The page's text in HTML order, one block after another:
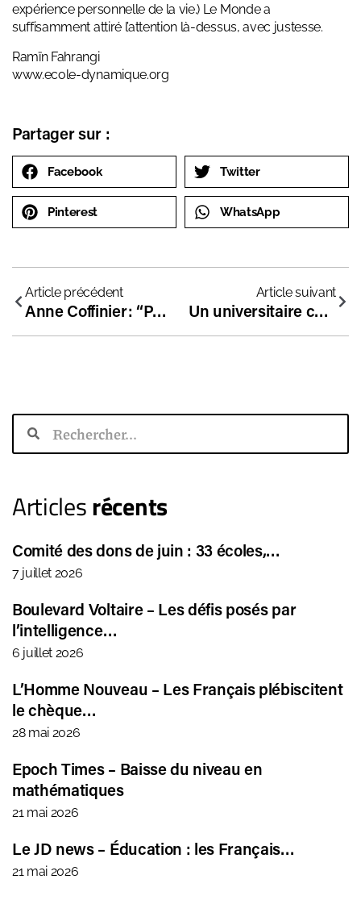
expérience personnelle de la vie.) Le Monde a
suffisamment attiré l’attention là-dessus, avec justesse.
Ramïn Fahrangi
www.ecole-dynamique.org
Partager sur :
Facebook Twitter
Pinterest WhatsApp
Article précédent
Anne Coffinier: “Pour une réforme éducative au service de la justice” (Aleteia)
Article suivant
Un universitaire commente les critiques faites au hors-contrat
Articlesrécents
Comité des dons de juin : 33 écoles,…
7 juillet 2026
Boulevard Voltaire – Les défis posés par
l’intelligence…
6 juillet 2026
L’Homme Nouveau – Les Français plébiscitent
le chèque…
28 mai 2026
Epoch Times – Baisse du niveau en
mathématiques
21 mai 2026
Le JD news – Éducation : les Français…
21 mai 2026